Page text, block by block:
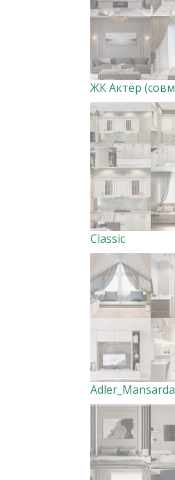
Classic
Adler_Mansarda